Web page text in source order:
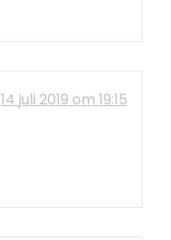
14 juli 2019 om 19:15